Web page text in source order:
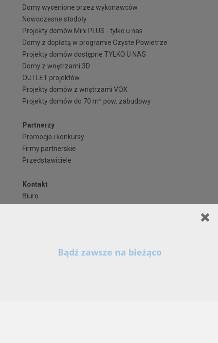
Domy wycenione przez wykonawców
Nowoczesne stodoły
Projekty domów Mini PLUS - tylko u nas
Domy z dopłatą w programie Czyste Powietrze
Projekty domów dostępne TYLKO U NAS
Domy z wnętrzami 3D
OUTLET projektów
Projekty domów z wnętrzami VOX
Projekty domów do 70 m² pow. zabudowy
Partnerzy
Promocje i konkursy
Firmy partnerskie
Przedstawiciele
Kontakt
Biuro
Polityka Prywatności serwisu ARCHIPELAG.pl